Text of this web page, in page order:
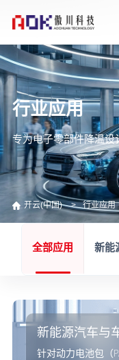
行业应用
专为电子零部件降温设
开云(中国) 行业应用
全部应用 新能
新能源汽车与
针对动力电池包（